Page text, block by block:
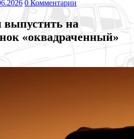
0 Комментарии
выпустить на
«оквадраченный»